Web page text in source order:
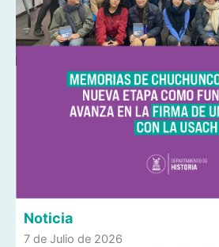
Noticia
7 de Julio de 2026